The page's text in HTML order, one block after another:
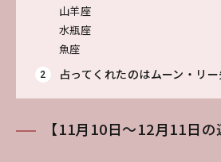
山羊座
水瓶座
魚座
占ってくれたのはムーン・リー
【11月10日～12月11日の